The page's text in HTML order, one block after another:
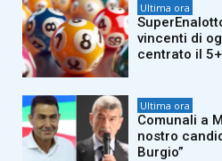
Ultima ora
vincenti di
centrato il
Ultima ora
Comunali a
nostro
Burgio”